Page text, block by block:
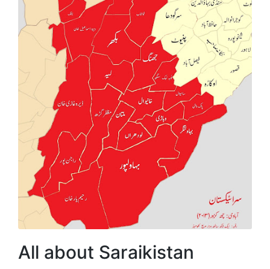
All about Saraikistan